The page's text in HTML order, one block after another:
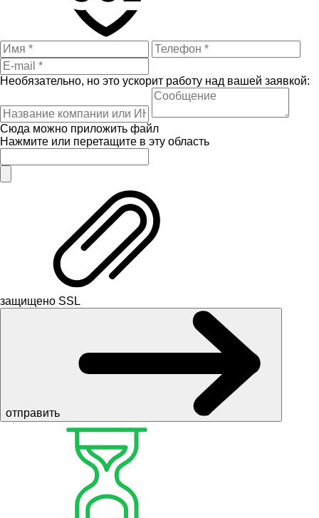
Необязательно, но это ускорит работу над вашей заявкой:
Сюда можно приложить файл
Нажмите или перетащите в эту область
защищено SSL
отправить